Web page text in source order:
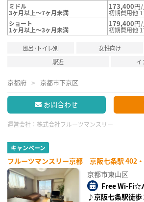
ミドル
3ヶ月以上～7ヶ月未満
173,400円
初期費用他
ショート
1ヶ月以上～3ヶ月未満
179,400円
初期費用他
風呂･トイレ別 女性向け
駅近
イ
京都府 京都市下京区
お問合わせ
運営会社： 株式会社フルーツマンスリー
キャンペーン
フルーツマンスリー京都 京阪七条駅 402
京都市東山区
Free Wi-Fi☆
♪京阪七条駅徒